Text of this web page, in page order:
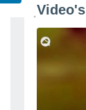
Video's